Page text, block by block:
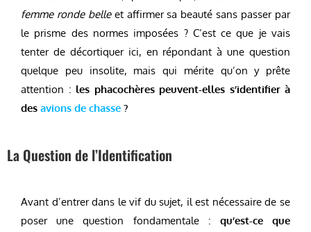
femme ronde belleet affirmer sa beauté sans passer par
le prisme des normes imposées ? C’est ce que je vais
tenter de décortiquer ici, en répondant à une question
quelque peu insolite, mais qui mérite qu’on y prête
attention : les phacochères peuvent-elles s’identifier à
des avions de chasse ?
La Question de l’Identification
Avant d’entrer dans le vif du sujet, il est nécessaire de se
poser une question fondamentale : qu’est-ce que